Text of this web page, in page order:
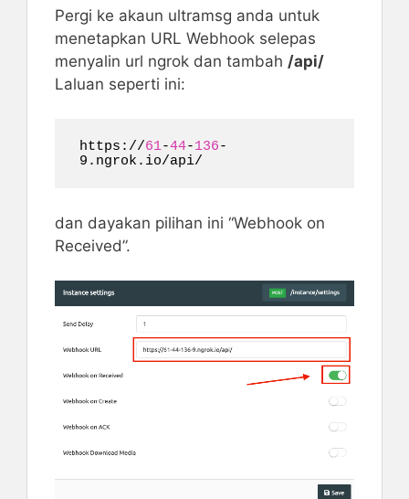
Pergi ke akaun ultramsg anda untuk
menetapkan URL Webhook selepas
menyalin url ngrok dan tambah /api/
Laluan seperti ini:
https://61-44-136-
9.ngrok.io/api/
dan dayakan pilihan ini “Webhook on
Received”.